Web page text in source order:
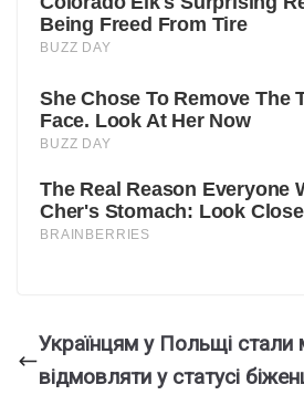
Українцям у Польщі стали
відмовляти у статусі